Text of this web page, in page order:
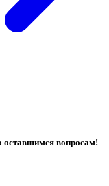
оставшимся вопросам!